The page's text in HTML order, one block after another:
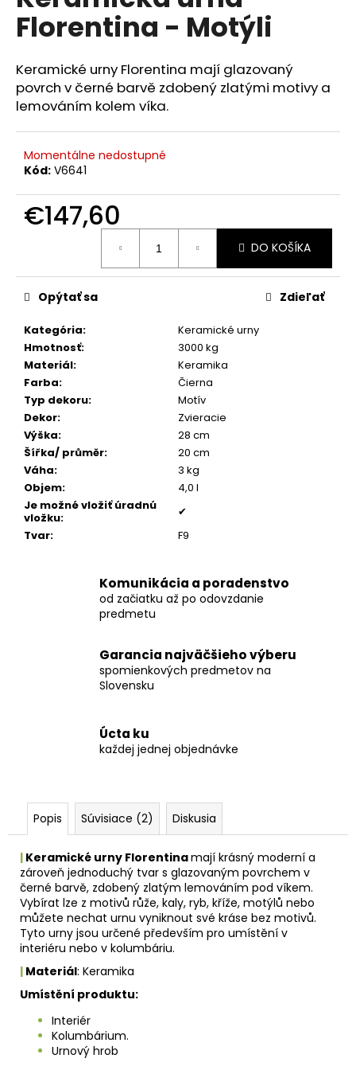
0,0
hviezdičiek.
Florentina - Motýli
Keramické urny Florentina mají glazovaný
povrch v černé barvě zdobený zlatými motivy a
lemováním kolem víka.
Momentálne nedostupné
Kód: V6641
€147,60
DO KOŠÍKA
Kategória:
Keramické urny
Hmotnosť:
3000 kg
Materiál:
Keramika
Farba:
Čierna
Typ dekoru:
Motív
Dekor:
Zvieracie
Výška:
28 cm
Šířka/ průměr:
20 cm
Váha:
3 kg
Objem:
4,0 l
Je možné vložiť úradnú
vložku:
✔
Tvar: F9
Opýtať sa Zdieľať
Komunikácia a poradenstvo
od začiatku až po odovzdanie
predmetu
Garancia najväčšieho výberu
spomienkových predmetov na
Slovensku
Úcta ku
každej jednej objednávke
Popis Súvisiace (2) Diskusia
| Keramické urny Florentinamají krásný moderní a
zároveň jednoduchý tvar s glazovaným povrchem v
černé barvě, zdobený zlatým lemováním pod víkem.
Vybírat lze z motivů růže, kaly, ryb, kříže, motýlů nebo
můžete nechat urnu vyniknout své kráse bez motivů.
Tyto urny jsou určené především pro umístění v
interiéru nebo v kolumbáriu.
| Materiál: Keramika
Umístění produktu:
Interiér
Kolumbárium.
Urnový hrob
á
j
s
ť
?
d
p
o
ú
č
a
m
e
PÁNSKY
COGNAC
NÁRAMOK,
BRÚSENÁ
KOŽA
€160